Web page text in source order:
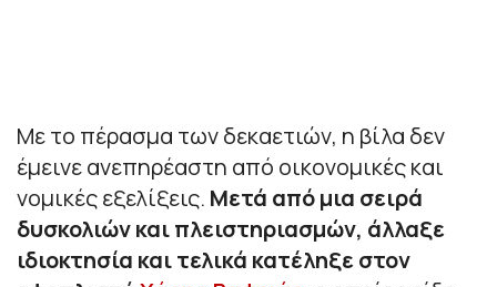
Με το πέρασμα των δεκαετιών, η βίλα δεν
έμεινε ανεπηρέαστη από οικονομικές και
νομικές εξελίξεις. Μετά από μια σειρά
δυσκολιών και πλειστηριασμών, άλλαξε
ιδιοκτησία και τελικά κατέληξε στον